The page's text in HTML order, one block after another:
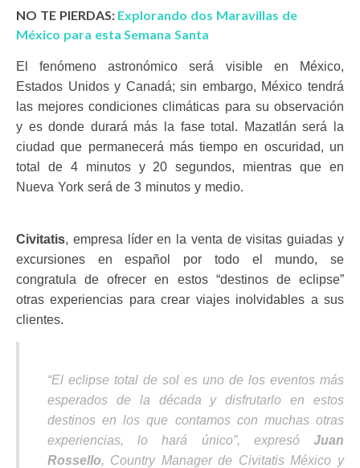
NO TE PIERDAS: Explorando dos Maravillas de
México para esta Semana Santa
El fenómeno astronómico será visible en México,
Estados Unidos y Canadá; sin embargo, México tendrá
las mejores condiciones climáticas para su observación
y es donde durará más la fase total. Mazatlán será la
ciudad que permanecerá más tiempo en oscuridad, un
total de 4 minutos y 20 segundos, mientras que en
Nueva York será de 3 minutos y medio.
Civitatis, empresa líder en la venta de visitas guiadas y
excursiones en español por todo el mundo, se
congratula de ofrecer en estos “destinos de eclipse”
otras experiencias para crear viajes inolvidables a sus
clientes.
“El eclipse total de sol es uno de los eventos más
esperados de la década y disfrutarlo en estos
destinos en los que contamos con muchas otras
experiencias, lo hará único”, expresó Juan
Rossello, Country Manager de Civitatis México y